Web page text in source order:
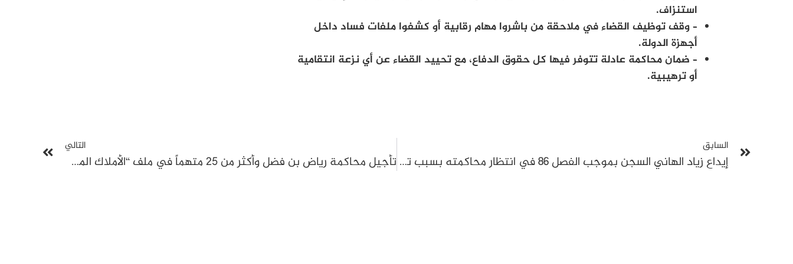
استنزاف.
– وقف توظيف القضاء في ملاحقة من باشروا مهام رقابية أو كشفوا ملفات فساد داخل
أجهزة الدولة.
– ضمان محاكمة عادلة تتوفر فيها كل حقوق الدفاع، مع تحييد القضاء عن أي نزعة انتقامية
أو ترهيبية.
السابق
إيداع زياد الهاني السجن بموجب الفصل 86 في انتظار محاكمته بسبب تدوينة ومداخلة علمية
التالي
تأجيل محاكمة رياض بن فضل وأكثر من 25 متهماً في ملف “الأملاك المصادرة” لحين البت في الطعن بالتعقيب